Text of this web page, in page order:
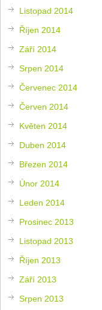
Listopad 2014
Říjen 2014
Září 2014
Srpen 2014
Červenec 2014
Červen 2014
Květen 2014
Duben 2014
Březen 2014
Únor 2014
Leden 2014
Prosinec 2013
Listopad 2013
Říjen 2013
Září 2013
Srpen 2013